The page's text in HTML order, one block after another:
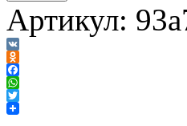
Артикул:
VK
Odnoklassniki
Facebook
WhatsApp
Twitter